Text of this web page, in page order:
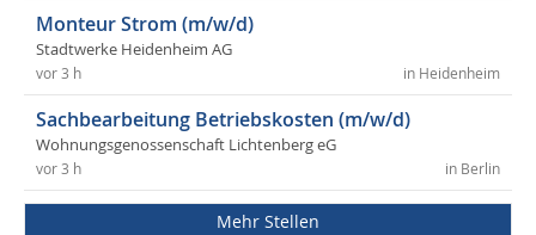
Monteur Strom (m/w/d)
Stadtwerke Heidenheim AG
in Heidenheim
vor 3 h
Sachbearbeitung Betriebskosten (m/w/d)
Wohnungsgenossenschaft Lichtenberg eG
in Berlin
vor 3 h
Mehr Stellen